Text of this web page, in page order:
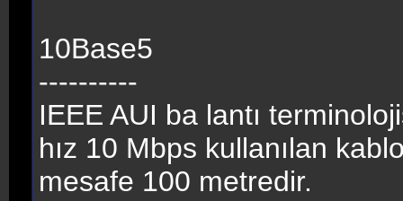
10Base5
----------
IEEE AUI ba lantı
hız 10 Mbps kullanılan
mesafe 100 metredir.